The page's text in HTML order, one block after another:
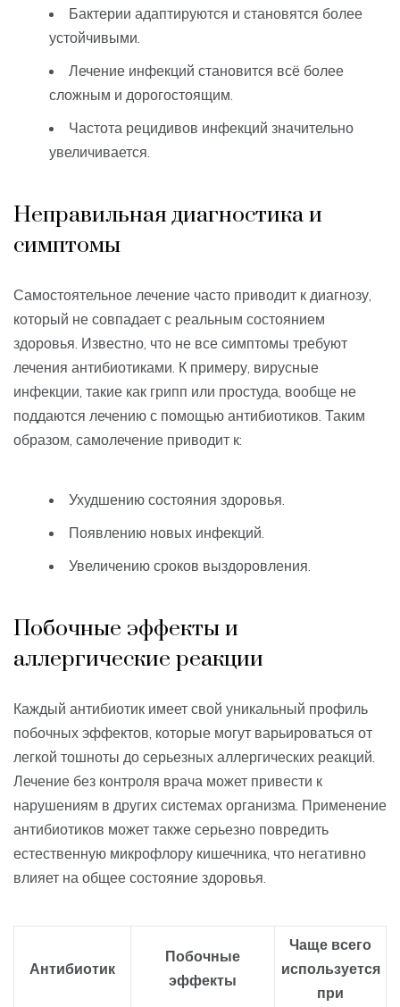
Бактерии адаптируются и становятся более
устойчивыми.
Лечение инфекций становится всё более
сложным и дорогостоящим.
Частота рецидивов инфекций значительно
увеличивается.
Неправильная диагностика и
симптомы
Самостоятельное лечение часто приводит к диагнозу,
который не совпадает с реальным состоянием
здоровья. Известно, что не все симптомы требуют
лечения антибиотиками. К примеру, вирусные
инфекции, такие как грипп или простуда, вообще не
поддаются лечению с помощью антибиотиков. Таким
образом, самолечение приводит к:
Ухудшению состояния здоровья.
Появлению новых инфекций.
Увеличению сроков выздоровления.
Побочные эффекты и
аллергические реакции
Каждый антибиотик имеет свой уникальный профиль
побочных эффектов, которые могут варьироваться от
легкой тошноты до серьезных аллергических реакций.
Лечение без контроля врача может привести к
нарушениям в других системах организма. Применение
антибиотиков может также серьезно повредить
естественную микрофлору кишечника, что негативно
влияет на общее состояние здоровья.
Антибиотик
Побочные
эффекты
Чаще всего
используется
при